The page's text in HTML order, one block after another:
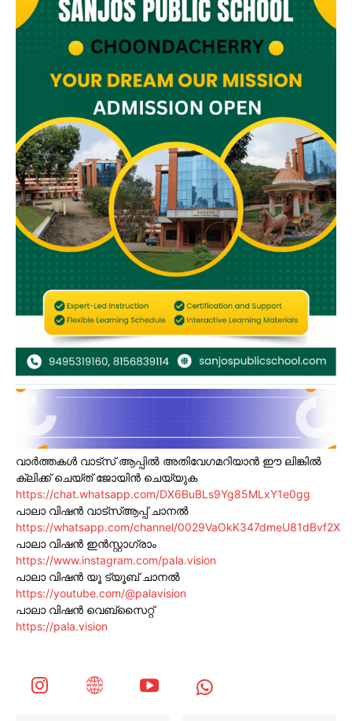
വാർത്തകൾ വാട്സ് ആപ്പിൽ അതിവേഗമറിയാൻ ഈ ലിങ്കിൽ
ക്ലിക്ക് ചെയ്ത് ജോയിൻ ചെയ്യുക
https://chat.whatsapp.com/DX6BuBLs9Yg85MLxY1e0gg
പാലാ വിഷൻ വാട്സ്ആപ്പ് ചാനൽ
https://whatsapp.com/channel/0029VaOkK347dmeU81dBvf2X
പാലാ വിഷൻ ഇൻസ്റ്റാഗ്രാം
https://www.instagram.com/pala.vision
പാലാ വിഷൻ യൂ ട്യൂബ് ചാനൽ
https://youtube.com/@palavision
പാലാ വിഷൻ വെബ്സൈറ്റ്
https://pala.vision